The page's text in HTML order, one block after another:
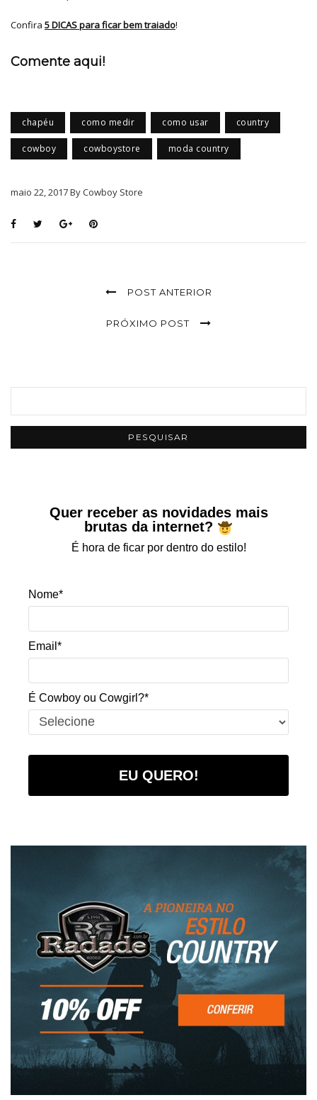
Confira 5 DICAS para ficar bem traiado!
Comente aqui!
chapéu como medir como usar country
cowboy cowboystore moda country
maio 22, 2017 By Cowboy Store
POST ANTERIOR
PRÓXIMO POST
Quer receber as novidades mais
brutas da internet?
É hora de ficar por dentro do estilo!
Nome*
Email*
É Cowboy ou Cowgirl?*
EU QUERO!